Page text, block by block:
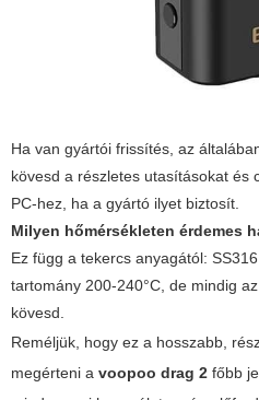
Ha van gyártói frissítés, az
kövesd a részletes utasításokat és
PC-hez, ha a gyártó ilyet biztosít.
Milyen hőmérsékleten érdemes
Ez függ a tekercs anyagától:
tartomány 200-240°C, de mindig
kövesd.
Reméljük, hogy ez a hosszabb,
megérteni a voopoo drag 2 főbb